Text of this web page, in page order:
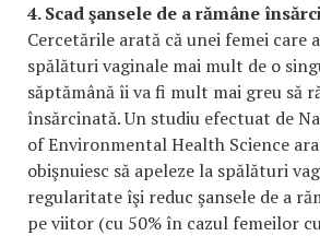
4. Scad şansele de a rămâne
Cercetările arată că unei femei care
spălături vaginale mai mult de o
săptămână îi va fi mult mai greu să
însărcinată. Un studiu efectuat de
of Environmental Health Science
obişnuiesc să apeleze la spălături
regularitate îşi reduc şansele de a
pe viitor (cu 50% în cazul femeilor